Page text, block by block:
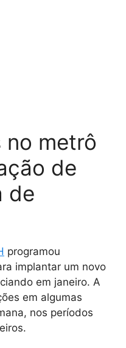
no metrô
de
de
programou
implantar um novo
em janeiro. A
em algumas
nos períodos